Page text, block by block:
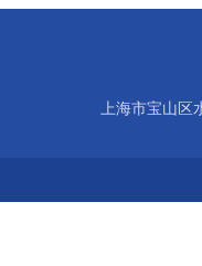
上海市宝山